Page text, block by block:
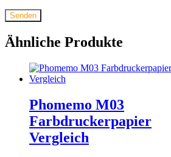
Ähnliche Produkte
Phomemo M03
Farbdruckerpapier
Vergleich